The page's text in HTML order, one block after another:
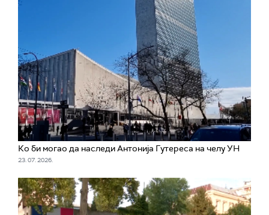
Ко би могао да наследи Антонија Гутереса на челу УН
23. 07. 2026.